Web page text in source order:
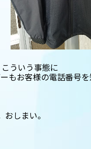
ういう事態に
もお客様の電話番号
しまい。